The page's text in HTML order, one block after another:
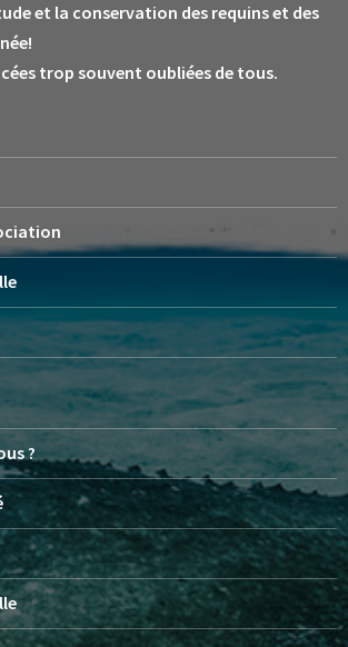
et la conservation des requins et des
trop souvent oubliées de tous.
?